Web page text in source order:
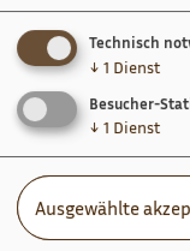
Technisch
↓ 1 Dienst
Besucher-
↓ 1 Dienst
Ausgewählte